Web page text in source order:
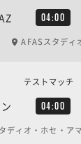
04:00
AFASスタディ
04:00
テストマッチ
ディオ・ホセ・ア